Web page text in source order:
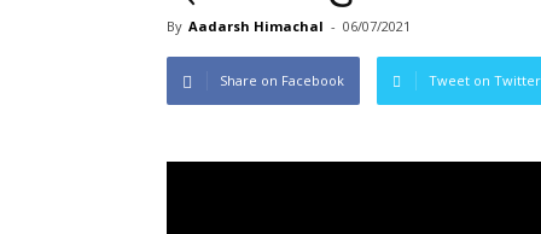
By Aadarsh Himachal - 06/07/2021
Share on Facebook Tweet on Twitter